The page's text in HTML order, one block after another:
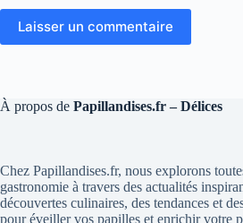
Laisser un commentaire
À propos de Papillandises.fr – Délices
Chez Papillandises.fr, nous explorons
gastronomie à travers des actualités
découvertes culinaires, des tendances et
pour éveiller vos papilles et enrichir votre